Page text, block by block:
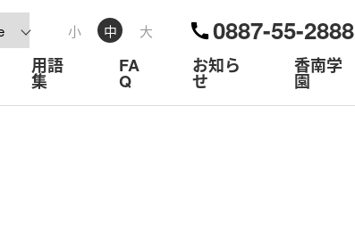
小 中 大 0887-55-2888
用語
集
FA
Q
お知ら
せ
香南学
園